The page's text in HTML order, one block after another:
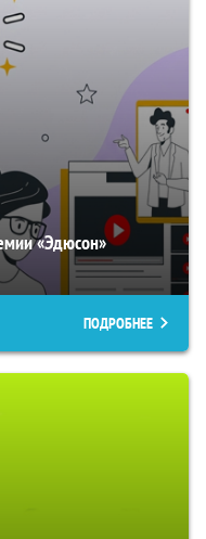
«Эдюсон»
ПОДРОБНЕЕ